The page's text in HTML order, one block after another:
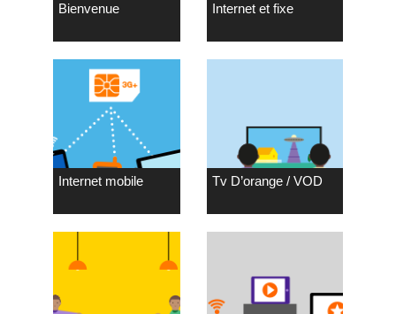
Bienvenue Internet et fixe
Internet mobile Tv D’orange / VOD